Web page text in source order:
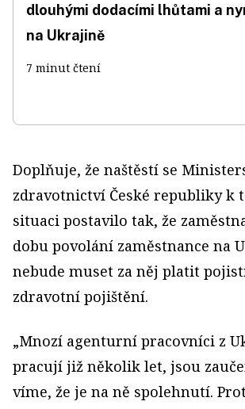
dlouhými dodacími lhůtami a
na Ukrajině
7 minut čtení
Doplňuje, že naštěstí se
zdravotnictví České republiky k
situaci postavilo tak, že
dobu povolání zaměstnance na
nebude muset za něj platit
zdravotní pojištění.
„Mnozí agenturní pracovníci z
pracují již několik let, jsou
víme, že je na ně spolehnutí.